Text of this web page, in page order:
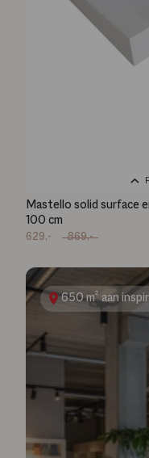
Mastello solid surface
100 cm
629,- 869,-
650 m² aan